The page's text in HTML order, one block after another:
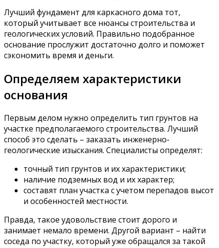
Лучший фундамент для каркасного дома тот,
который учитывает все нюансы строительства и
геологических условий. Правильно подобранное
основание прослужит достаточно долго и поможет
сэкономить время и деньги.
Определяем характеристики
основания
Первым делом нужно определить тип грунтов на
участке предполагаемого строительства. Лучший
способ это сделать – заказать инженерно-
геологические изыскания. Специалисты определят:
точный тип грунтов и их характеристики;
наличие подземных вод и их характер;
составят план участка с учетом перепадов высот
и особенностей местности.
Правда, такое удовольствие стоит дорого и
занимает немало времени. Другой вариант – найти
соседа по участку, который уже обращался за такой